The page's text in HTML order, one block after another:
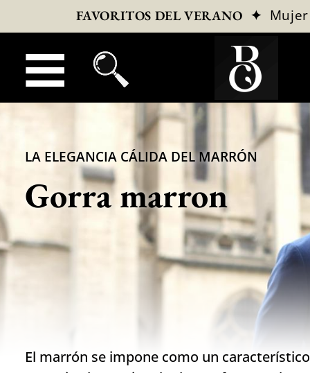
FAVORITOS DEL VERANO ✦ Mujer
LA ELEGANCIA CÁLIDA DEL MARRÓN
Gorra marron
El marrón se impone como un